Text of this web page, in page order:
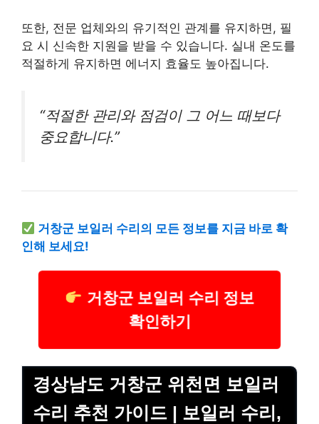
또한, 전문 업체와의 유기적인 관계를 유지하면, 필
요 시 신속한 지원을 받을 수 있습니다. 실내 온도를
적절하게 유지하면 에너지 효율도 높아집니다.
“적절한 관리와 점검이 그 어느 때보다
중요합니다.”
거창군 보일러 수리의 모든 정보를 지금 바로 확
인해 보세요!
거창군 보일러 수리 정보
확인하기
경상남도 거창군 위천면 보일러
수리 추천 가이드 | 보일러 수리,